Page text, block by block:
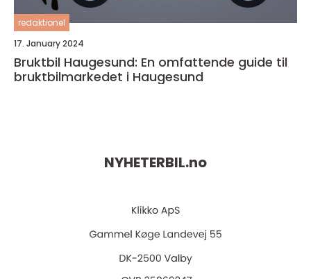
redaktionel
17. January 2024
Bruktbil Haugesund: En omfattende guide til
bruktbilmarkedet i Haugesund
NYHETERBIL.no